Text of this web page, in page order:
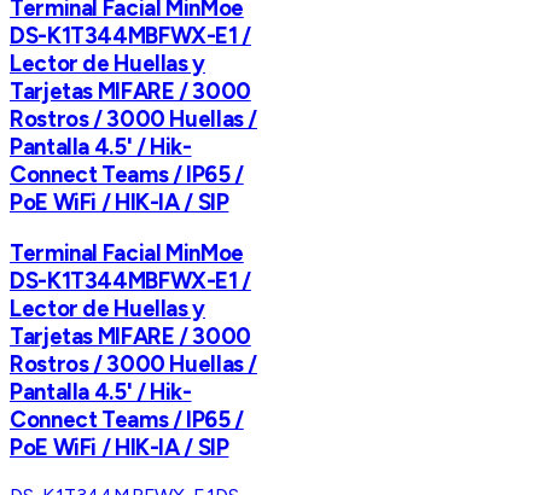
Terminal Facial MinMoe
DS-K1T344MBFWX-E1 /
Lector de Huellas y
Tarjetas MIFARE / 3000
Rostros / 3000 Huellas /
Pantalla 4.5' / Hik-
Connect Teams / IP65 /
PoE WiFi / HIK-IA / SIP
Terminal Facial MinMoe
DS-K1T344MBFWX-E1 /
Lector de Huellas y
Tarjetas MIFARE / 3000
Rostros / 3000 Huellas /
Pantalla 4.5' / Hik-
Connect Teams / IP65 /
PoE WiFi / HIK-IA / SIP